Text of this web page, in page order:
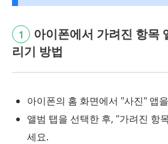
1
아이폰에서 가려진 항목
리기 방법
아이폰의 홈 화면에서 "사진" 앱
앨범 탭을 선택한 후, "가려진 항
세요.